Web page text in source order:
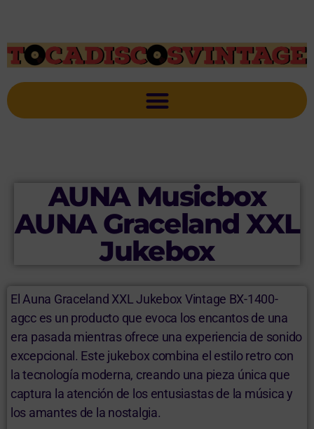
AUNA Musicbox
AUNA Graceland XXL
Jukebox
El Auna Graceland XXL Jukebox Vintage ‎BX-1400-
agcc es un producto que evoca los encantos de una
era pasada mientras ofrece una experiencia de sonido
excepcional. Este jukebox combina el estilo retro con
la tecnología moderna, creando una pieza única que
captura la atención de los entusiastas de la música y
los amantes de la nostalgia.